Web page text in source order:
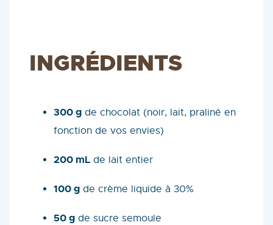
INGRÉDIENTS
300 g de chocolat (noir, lait, praliné en
fonction de vos envies)
200 mL de lait entier
100 g de crème liquide à 30%
50 g de sucre semoule